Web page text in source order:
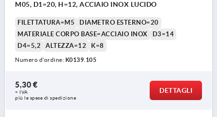
M05, D1=20, H=12, ACCIAIO INOX LUCIDO
FILETTATURA=M5
DIAMETRO ESTERNO=20
MATERIALE CORPO BASE=ACCIAIO INOX
D3=14
D4=5,2
ALTEZZA=12 K=8
Numero d’ordine: K0139.105
5,30 €
+ IVA
più le spese di spedizione
DETTAGLI